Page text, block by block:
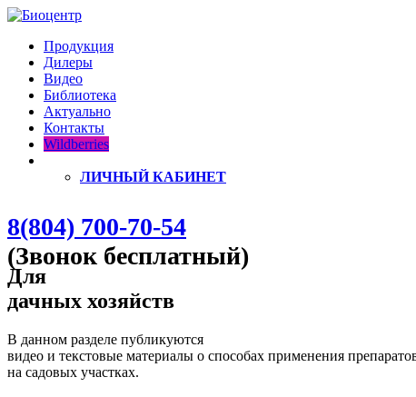
Продукция
Дилеры
Видео
Библиотека
Актуально
Контакты
Wildberries
ЛИЧНЫЙ КАБИНЕТ
8(804) 700-70-54
(Звонок бесплатный)
Для
дачных хозяйств
В данном разделе публикуются
видео и текстовые материалы о способах применения
на садовых участках.